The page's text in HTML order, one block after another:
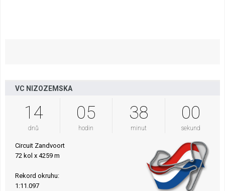
VC NIZOZEMSKA
14
dnů
05
hodin
37
minut
59
sekund
Circuit Zandvoort
72 kol x 4259 m
Rekord okruhu:
1:11.097